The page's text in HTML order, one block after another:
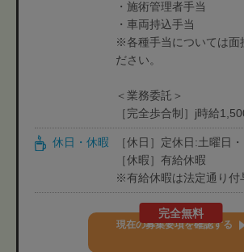
・施術管理者手当
・車両持込手当
※各種手当については面
ださい。
＜業務委託＞
［完全歩合制］j時給
休日・休暇
［休日］定休日:土曜日
［休暇］有給休暇
※有給休暇は法定通り付
完全無料
現在の募集要項を確認する